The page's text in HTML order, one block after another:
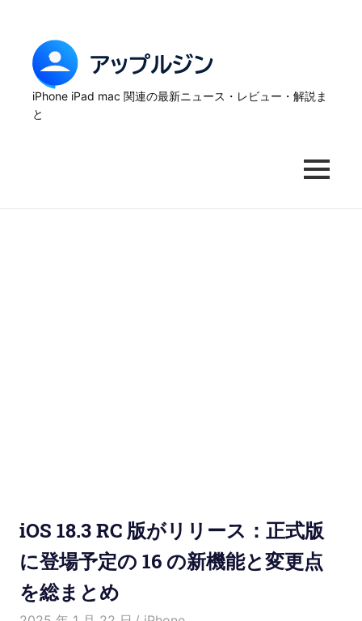
content
ッ
便
利
iPhone iPad mac 関連の最新ニュース・レビュー・解説ま
と
MENU
iOS 18.3 RC 版がリリース：正式版
に登場予定の 16 の新機能と変更点
を総まとめ